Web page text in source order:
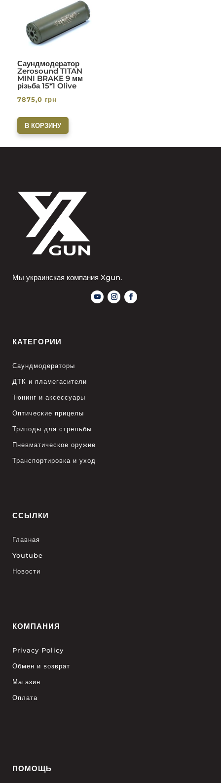
Саундмодератор
Zerosound TITAN
MINI BRAKE 9 мм
різьба 15*1 Olive
7875,0 грн
В КОРЗИНУ
Мы украинская компания Xgun.
КАТЕГОРИИ
Саундмодераторы
ДТК и пламегасители
Тюнинг и аксессуары
Оптические прицелы
Триподы для стрельбы
Пневматическое оружие
Транспортировка и уход
ССЫЛКИ
Главная
Youtube
Новости
КОМПАНИЯ
Privacy Policy
Обмен и возврат
Магазин
Оплата
ПОМОЩЬ